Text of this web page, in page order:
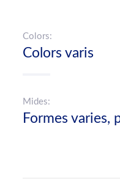
Colors:
Colors varis
Mides:
Formes varies,